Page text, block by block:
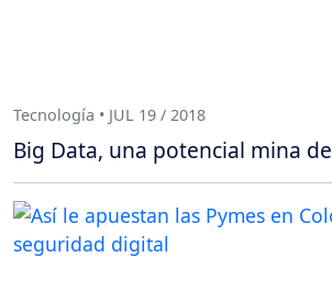
Tecnología • JUL 19 / 2018
Big Data, una potencial mina